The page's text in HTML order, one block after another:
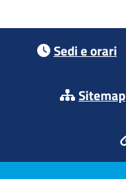
Sedi e orari
Sitemap